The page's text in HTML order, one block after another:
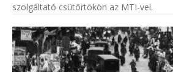
szolgáltató csütörtökön az MTI-vel.